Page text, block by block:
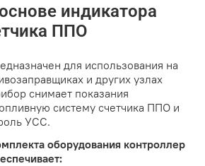
индикатора
ППО
для использования на
и других узлах
снимает показания
систему счетчика ППО и
УСС.
оборудования контроллер